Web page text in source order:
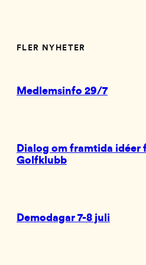
FLER NYHETER
Medlemsinfo 29/7
Dialog om framtida idéer
Golfklubb
Demodagar 7-8 juli